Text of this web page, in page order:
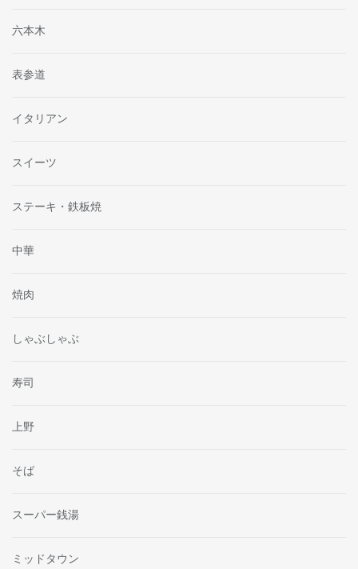
六本木
表参道
イタリアン
スイーツ
ステーキ・鉄板焼
中華
焼肉
しゃぶしゃぶ
寿司
上野
そば
スーパー銭湯
ミッドタウン